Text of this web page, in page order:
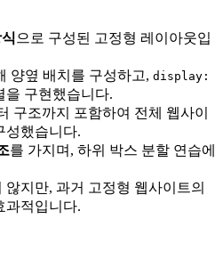
으로 구성된 고정형 레이아웃입
양옆 배치를 구성하고, display:
을 구현했습니다.
구조까지 포함하여 전체 웹사이
성했습니다.
를 가지며, 하위 박스 분할 연습에
지만, 과거 고정형 웹사이트의
과적입니다.